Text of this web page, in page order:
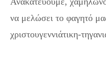
να μελώσει το φαγητό
χριστουγεννιάτικη-